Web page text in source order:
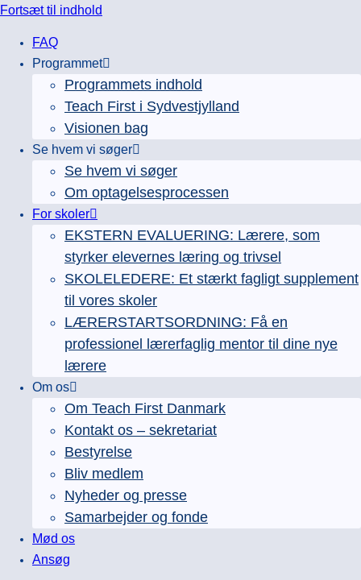
Fortsæt til indhold
FAQ
Programmet
Programmets indhold
Teach First i Sydvestjylland
Visionen bag
Se hvem vi søger
Se hvem vi søger
Om optagelsesprocessen
For skoler
EKSTERN EVALUERING: Lærere, som
styrker elevernes læring og trivsel
SKOLELEDERE: Et stærkt fagligt supplement
til vores skoler
LÆRERSTARTSORDNING: Få en
professionel lærerfaglig mentor til dine nye
lærere
Om os
Om Teach First Danmark
Kontakt os – sekretariat
Bestyrelse
Bliv medlem
Nyheder og presse
Samarbejder og fonde
Mød os
Ansøg